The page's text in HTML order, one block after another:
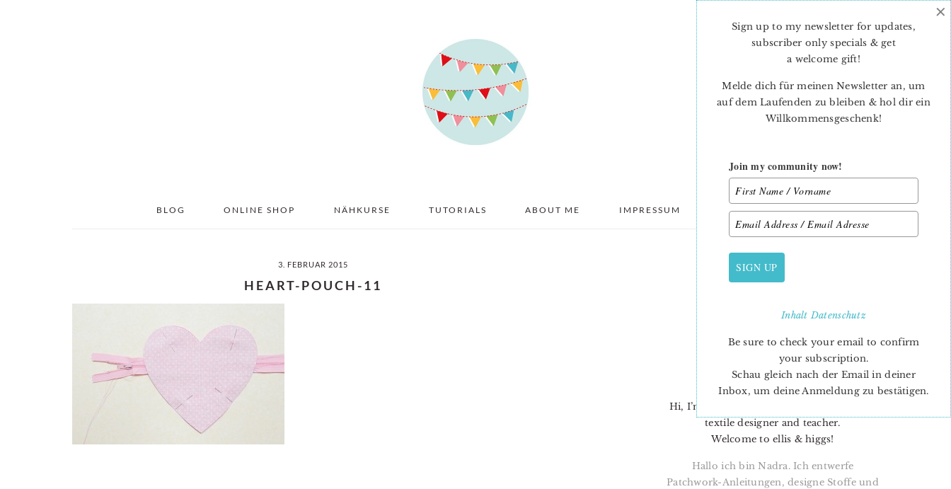
BLOG ONLINE SHOP NÄHKURSE TUTORIALS ABOUT ME IMPRESSUM DATENSCHUTZ
3. FEBRUAR 2015
HEART-POUCH-11
PRIMARY
SIDEBAR
Hi, I’m Nadra. I’m a quilt pattern designer,
textile designer and teacher.
Welcome to ellis & higgs!
Hallo ich bin Nadra. Ich entwerfe
Patchwork-Anleitungen, designe Stoffe und
Sign up to my newsletter for updates,
subscriber only specials & get
a welcome gift!
Melde dich für meinen Newsletter an, um
auf dem Laufenden zu bleiben & hol dir ein
Willkommensgeschenk!
Join my community now!
SIGN UP
InhaltDatenschutz
Be sure to check your email to confirm
your subscription.
Schau gleich nach der Email in deiner
Inbox, um deine Anmeldung zu bestätigen.
×